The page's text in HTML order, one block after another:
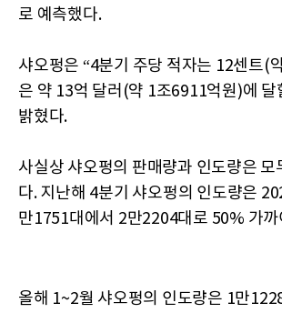
로 예측했다.
샤오펑은 “4분기 주당 적자는 12센트(
은 약 13억 달러(약 1조6911억원)에 달
밝혔다.
사실상 샤오펑의 판매량과 인도량은 모
다. 지난해 4분기 샤오펑의 인도량은
만1751대에서 2만2204대로 50% 가까
올해 1~2월 샤오펑의 인도량은 1만